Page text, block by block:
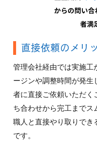
直接依頼のメリ
管理会社経由では実施工
ージンや調整時間が発
者に直接ご依頼いただ
ち合わせから完工までス
職人と直接やり取りで
です。